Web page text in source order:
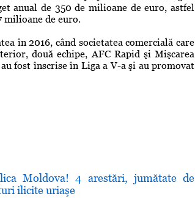
anual de 350 de milioane de euro, astfel
milioane de euro.
în 2016, când societatea comercială care
două echipe, AFC Rapid şi Mişcarea
fost înscrise în Liga a V-a şi au promovat
Moldova! 4 arestări, jumătate de
ilicite uriaşe